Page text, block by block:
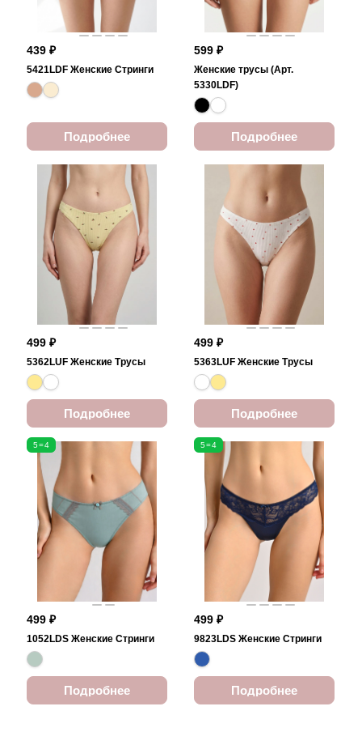
439 ₽
5421LDF Женские Стринги
Подробнее
599 ₽
Женские трусы (Арт.
5330LDF)
Подробнее
499 ₽
5362LUF Женские Трусы
Подробнее
499 ₽
5363LUF Женские Трусы
Подробнее
5=4
499 ₽
1052LDS Женские Стринги
Подробнее
5=4
499 ₽
9823LDS Женские Стринги
Подробнее